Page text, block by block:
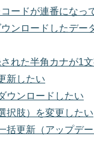
ードが連番になっ
ンロードしたデー
れた半角カナが1
新したい
ウンロードしたい
択肢）を変更したい
括更新（アップデ